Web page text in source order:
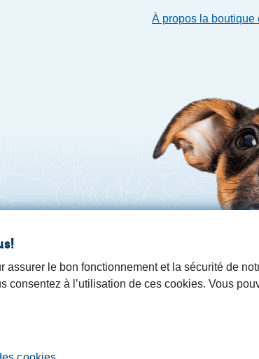
À propos la boutique
le bon fonctionnement et la sécurité de
consentez à l’utilisation de ces cookies. Vous